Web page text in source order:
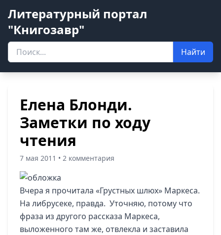
Литературный портал
"Книгозавр"
Найти
Елена Блонди.
Заметки по ходу
чтения
7 мая 2011 • 2 комментария
Вчера я прочитала «Грустных шлюх» Маркеса.
На либрусеке, правда. Уточняю, потому что
фраза из другого рассказа Маркеса,
выложенного там же, отвлекла и заставила